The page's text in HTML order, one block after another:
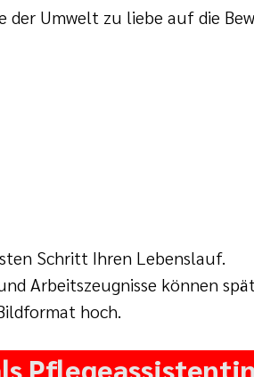
der Umwelt zu liebe auf die
Schritt Ihren Lebenslauf.
Arbeitszeugnisse können
hoch.